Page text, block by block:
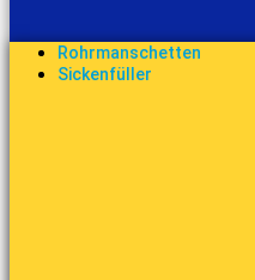
Rohrmanschetten
Sickenfüller